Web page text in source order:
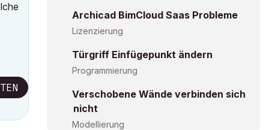
Archicad BimCloud Saas Probleme
Lizenzierung
Türgriff Einfügepunkt ändern
Programmierung
Verschobene Wände verbinden sich
nicht
Modellierung